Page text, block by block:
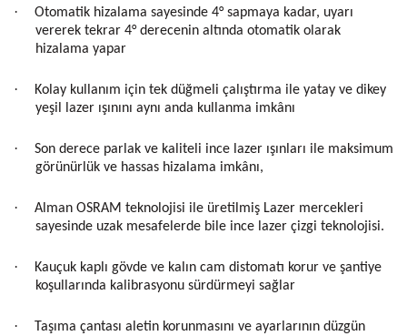
·
Otomatik hizalama sayesinde 4° sapmaya kadar, uyarı
vererek tekrar 4° derecenin altında otomatik olarak
hizalama yapar
·
Kolay kullanım için tek düğmeli çalıştırma ile yatay ve dikey
yeşil lazer ışınını aynı anda kullanma imkânı
·
Son derece parlak ve kaliteli ince lazer ışınları ile maksimum
görünürlük ve hassas hizalama imkânı,
·
Alman OSRAM teknolojisi ile üretilmiş Lazer mercekleri
sayesinde uzak mesafelerde bile ince lazer çizgi teknolojisi.
·
Kauçuk kaplı gövde ve kalın cam distomatı korur ve şantiye
koşullarında kalibrasyonu sürdürmeyi sağlar
·
Taşıma çantası aletin korunmasını ve ayarlarının düzgün